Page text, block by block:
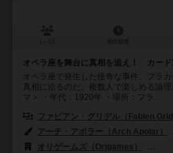
オペラ座を舞台に真相を追え！ カー
オペラ座で発生した怪奇な事件。プラ
真相に迫るのだ。複数人で楽しめる論
マ＞ ・年代：1920年 ・場所：フラ...
ファビアン・グリデル（Fabien
アーチ・アポラー（Arch Apolar）
オリゲームズ（Origames）